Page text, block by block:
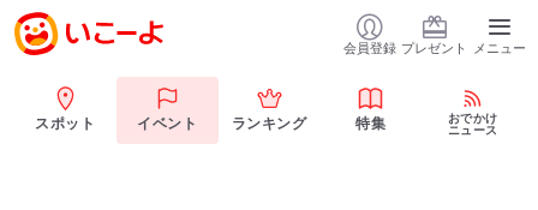
会員登録 プレゼント メニュー
スポット イベント ランキング 特集
おでかけ
ニュース